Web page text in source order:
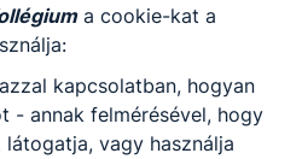
a cookie-kat a
kapcsolatban, hogyan
- annak felmérésével, hogy
vagy használja